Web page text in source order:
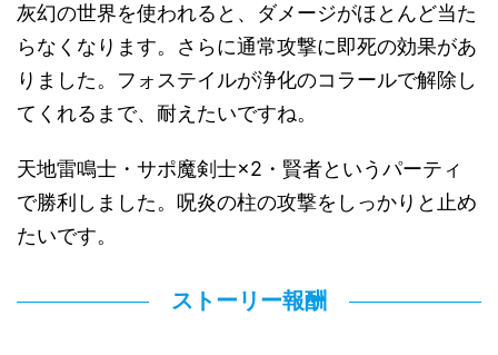
灰幻の世界を使われると、ダメージがほとんど当た
らなくなります。さらに通常攻撃に即死の効果があ
りました。フォステイルが浄化のコラールで解除し
てくれるまで、耐えたいですね。
天地雷鳴士・サポ魔剣士×2・賢者というパーティ
で勝利しました。呪炎の柱の攻撃をしっかりと止め
たいです。
ストーリー報酬